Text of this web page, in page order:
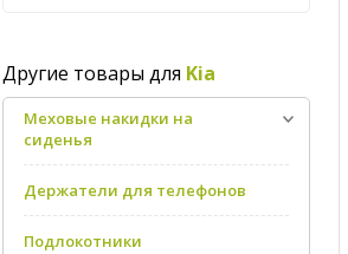
Другие товары для Kia
Меховые накидки на
сиденья
Держатели для телефонов
Подлокотники